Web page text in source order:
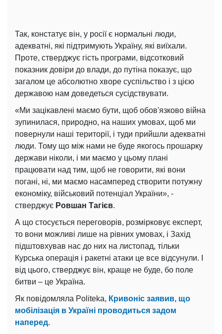
Так, констатує він, у росії є нормальні люди,
адекватні, які підтримують Україну, які виїхали.
Проте, стверджує гість програми, відсотковий
показник довіри до влади, до путіна показує, що
загалом це абсолютно хворе суспільство і з цією
державою нам доведеться сусідствувати.
«Ми зацікавлені маємо бути, щоб обов'язково війна
зупинилася, природно, на наших умовах, щоб ми
повернули наші території, і туди прийшли адекватні
люди. Тому що між нами не буде якогось прошарку
держави ніколи, і ми маємо у цьому плані
працювати над тим, щоб не говорити, які вони
погані, ні, ми маємо насамперед створити потужну
економіку, військовий потенціал України», -
стверджує Ровшан Тагієв.
А що стосується переговорів, розмірковує експерт,
то вони можливі лише на рівних умовах, і Захід
підштовхував нас до них на листопад, тільки
Курська операція і ракетні атаки це все відсунули. І
від цього, стверджує він, краще не буде, бо поле
битви – це Україна.
Як повідомляла Politeka, Кривоніс заявив, що
мобілізація в Україні проводиться задом
наперед.